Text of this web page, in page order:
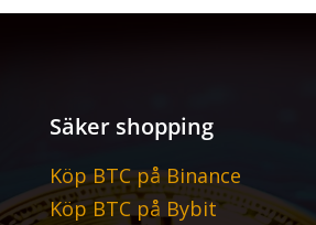
Säker shopping
Köp BTC på Binance
Köp BTC på Bybit